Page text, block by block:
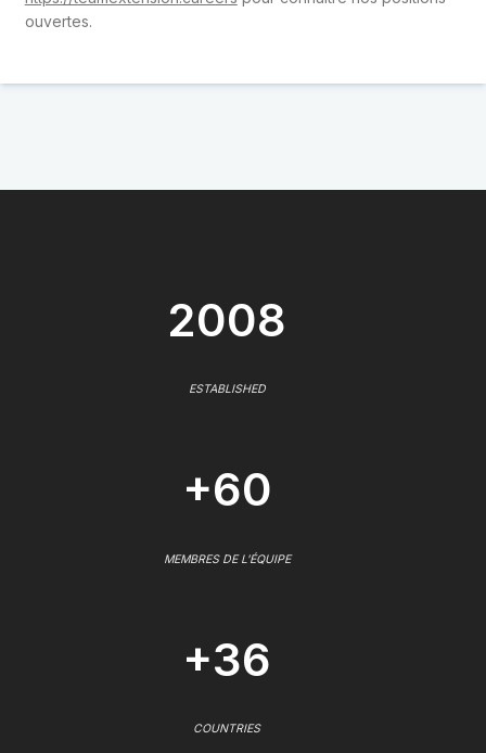
ouvertes.
2008
ESTABLISHED
+60
MEMBRES DE L'ÉQUIPE
+36
COUNTRIES